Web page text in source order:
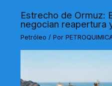
Estrecho de Ormuz:
negocian reapertura
Petróleo / Por